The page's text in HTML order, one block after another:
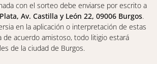
con el sorteo debe enviarse por escrito a
Av. Castilla y León 22, 09006 Burgos.
en la aplicación o interpretación de estas
de acuerdo amistoso, todo litigio estará
de la ciudad de Burgos.